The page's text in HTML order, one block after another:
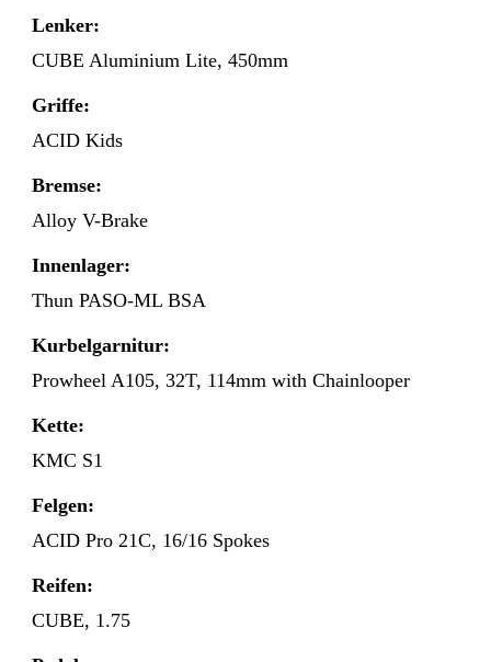
Lenker:
CUBE Aluminium Lite, 450mm
Griffe:
ACID Kids
Bremse:
Alloy V-Brake
Innenlager:
Thun PASO-ML BSA
Kurbelgarnitur:
Prowheel A105, 32T, 114mm with Chainlooper
Kette:
KMC S1
Felgen:
ACID Pro 21C, 16/16 Spokes
Reifen:
CUBE, 1.75